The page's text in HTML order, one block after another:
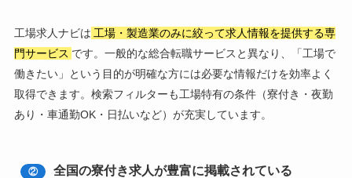
工場求人ナビは 工場・製造業のみに絞って求人情報を提供する専
門サービス です。一般的な総合転職サービスと異なり、「工場で
働きたい」という目的が明確な方には必要な情報だけを効率よく
取得できます。検索フィルターも工場特有の条件（寮付き・夜勤
あり・車通勤OK・日払いなど）が充実しています。
② 全国の寮付き求人が豊富に掲載されている